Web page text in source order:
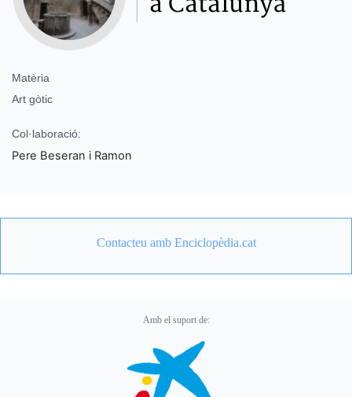
Matèria
Art gòtic
Col·laboració:
Pere Beseran i Ramon
Contacteu amb Enciclopèdia.cat
Amb el suport de: